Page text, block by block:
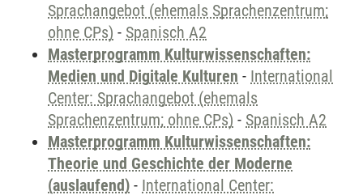
Sprachangebot (ehemals Sprachenzentrum;
ohne CPs) - Spanisch A2
Masterprogramm Kulturwissenschaften:
Medien und Digitale Kulturen - International
Center: Sprachangebot (ehemals
Sprachenzentrum; ohne CPs) - Spanisch A2
Masterprogramm Kulturwissenschaften:
Theorie und Geschichte der Moderne
(auslaufend) - International Center: